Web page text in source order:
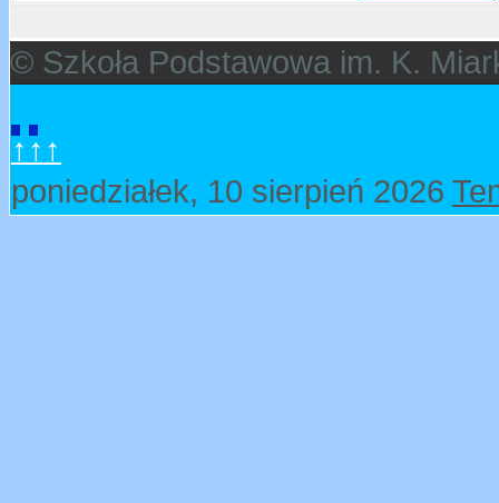
© Szkoła Podstawowa im. K.
↑↑↑
poniedziałek, 10 sierpień 2026